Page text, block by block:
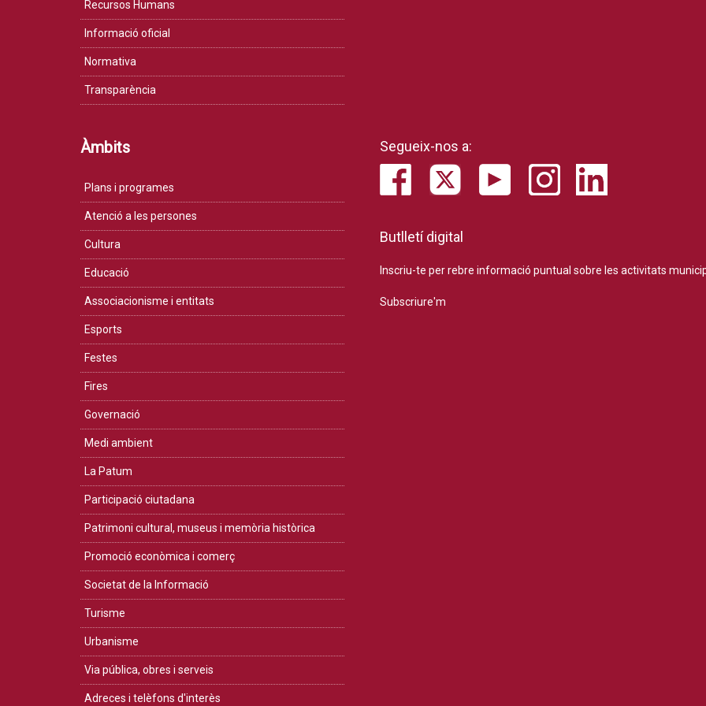
Recursos Humans
Informació oficial
Normativa
Transparència
Àmbits
Plans i programes
Atenció a les persones
Cultura
Educació
Associacionisme i entitats
Esports
Festes
Fires
Governació
Medi ambient
La Patum
Participació ciutadana
Patrimoni cultural, museus i memòria històrica
Promoció econòmica i comerç
Societat de la Informació
Turisme
Urbanisme
Via pública, obres i serveis
Adreces i telèfons d'interès
Segueix-nos a:
Butlletí digital
Inscriu-te per rebre informació puntual sobre les activitats
Subscriure'm